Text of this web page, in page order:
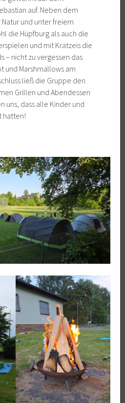
auf. Neben dem
und unter freiem
die Hüpfburg als auch die
und mit Kratzeis die
– nicht zu vergessen das
und Marshmallows am
ließ die Gruppe den
Grillen und Abendessen
uns, dass alle Kinder und
hatten!